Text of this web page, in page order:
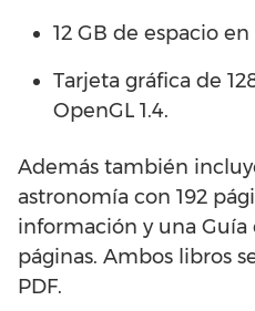
12 GB de espacio
Tarjeta gráfica de
OpenGL 1.4.
Además también
astronomía con 192
información y una Guía
páginas. Ambos libros
PDF.